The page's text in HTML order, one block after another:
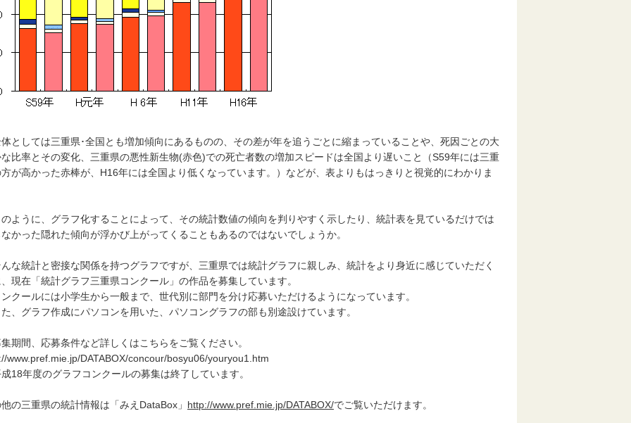
としては三重県･全国とも増加傾向にあるものの、その差が年を追うごとに縮まっていることや、死因ごとの大
な比率とその変化、三重県の悪性新生物(赤色)での死亡者数の増加スピードは全国より遅いこと（S59年には三重
が高かった赤棒が、H16年には全国より低くなっています。）などが、表よりもはっきりと視覚的にわかりま
ように、グラフ化することによって、その統計数値の傾向を判りやすく示したり、統計表を見ているだけでは
かった隠れた傾向が浮かび上がってくることもあるのではないでしょうか。
な統計と密接な関係を持つグラフですが、三重県では統計グラフに親しみ、統計をより身近に感じていただく
現在「統計グラフ三重県コンクール」の作品を募集しています。
クールには小学生から一般まで、世代別に部門を分け応募いただけるようになっています。
、グラフ作成にパソコンを用いた、パソコングラフの部も別途設けています。
期間、応募条件など詳しくはこちらをご覧ください。
www.pref.mie.jp/DATABOX/concour/bosyu06/youryou1.htm
18年度のグラフコンクールの募集は終了しています。
の三重県の統計情報は「みえDataBox」 http://www.pref.mie.jp/DATABOX/でご覧いただけます。